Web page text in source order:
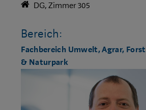
DG, Zimmer 305
Bereich:
Fachbereich Umwelt, Agrar, Forst
& Naturpark